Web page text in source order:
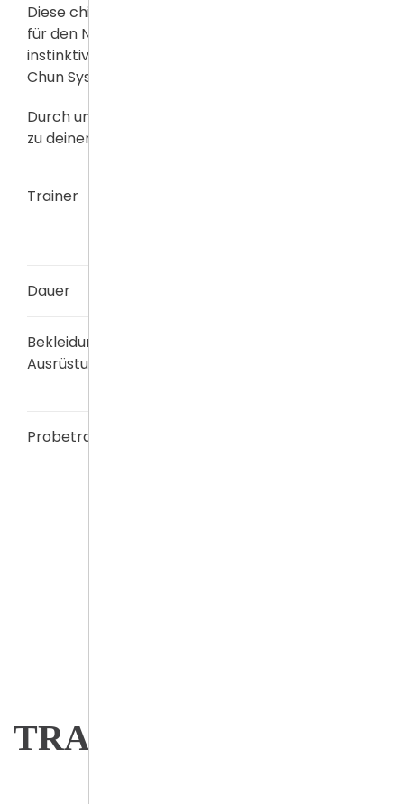
Diese chinesische Kampfkunst wurde vor allem
für den Nahkampf konzipiert. Um im Fall der Fälle
instinktiv reagieren zu können, bietet dir das Wing
Chun System verschiedene Trainingsmethoden.
Durch unser Wing Chun machen wir deine Arme
zu deinem Schutzschild.
Trainer
Dauer
Bekleidung /
Ausrüstung
Probetraining
TRAINER